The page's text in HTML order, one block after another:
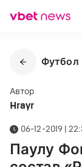
Футбол
Автор
Hrayr
06-12-2019 |
Паулу